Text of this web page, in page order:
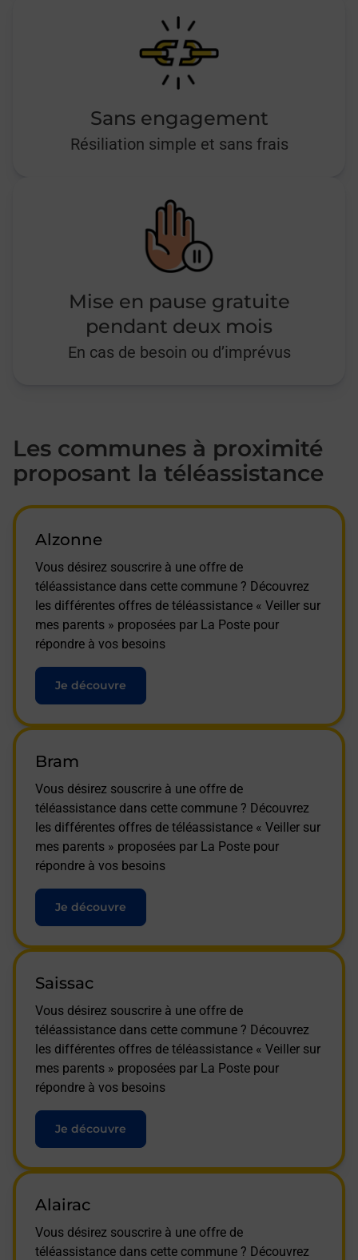
Sans engagement
Résiliation simple et sans frais
Mise en pause gratuite
pendant deux mois
En cas de besoin ou d’imprévus
Les communes à proximité
proposant la téléassistance
Alzonne
Vous désirez souscrire à une offre de
téléassistance dans cette commune ? Découvrez
les différentes offres de téléassistance « Veiller sur
mes parents » proposées par La Poste pour
répondre à vos besoins
Je découvre
Bram
Vous désirez souscrire à une offre de
téléassistance dans cette commune ? Découvrez
les différentes offres de téléassistance « Veiller sur
mes parents » proposées par La Poste pour
répondre à vos besoins
Je découvre
Saissac
Vous désirez souscrire à une offre de
téléassistance dans cette commune ? Découvrez
les différentes offres de téléassistance « Veiller sur
mes parents » proposées par La Poste pour
répondre à vos besoins
Je découvre
Alairac
Vous désirez souscrire à une offre de
téléassistance dans cette commune ? Découvrez